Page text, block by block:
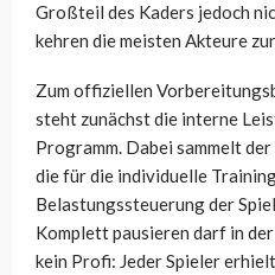
Großteil des Kaders jedoch
kehren die meisten Akteure
Zum offiziellen
steht zunächst die interne
Programm. Dabei sammelt
die für die individuelle
Belastungssteuerung der
Komplett pausieren darf in
kein Profi: Jeder Spieler